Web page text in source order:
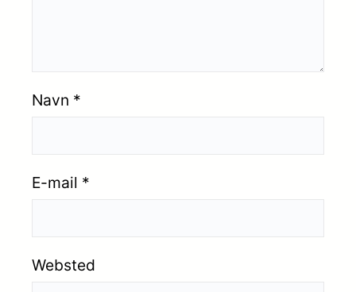
Navn *
E-mail *
Websted